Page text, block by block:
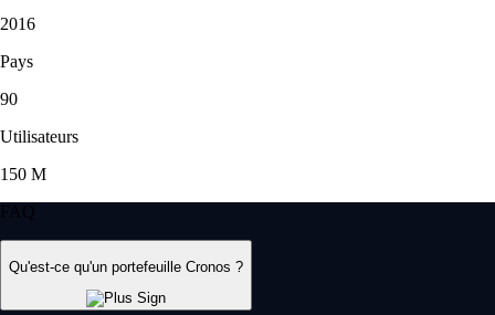
2016
Pays
90
Utilisateurs
150 M
FAQ
Qu'est-ce qu'un portefeuille Cronos ?